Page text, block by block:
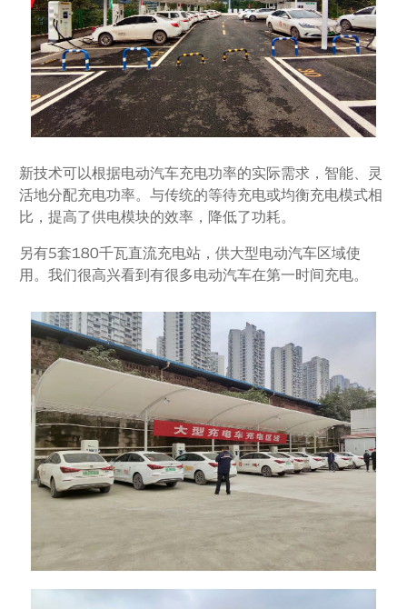
新技术可以根据电动汽车充电功率的实际需求，智能、灵
活地分配充电功率。与传统的等待充电或均衡充电模式相
比，提高了供电模块的效率，降低了功耗。
另有5套180千瓦直流充电站，供大型电动汽车区域使
用。我们很高兴看到有很多电动汽车在第一时间充电。